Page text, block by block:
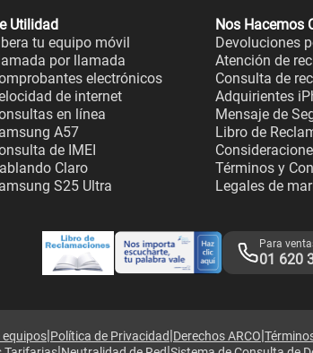
Utilidad
tu equipo móvil
por llamada
electrónicos
de internet
en línea
A57
de IMEI
Claro
S25 Ultra
Nos Hacemos
Devoluciones
Atención de
Consulta de
Adquirientes
Mensaje de
Libro de
Términos y
Legales de
Para
01 620
equipos|Política de Privacidad|Derechos ARCO|